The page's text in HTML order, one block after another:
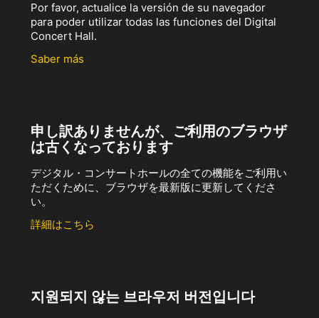
Por favor, actualice la versión de su navegador
para poder utilizar todas las funciones del Digital
Concert Hall.
Saber más
申し訳ありませんが、ご利用のブラウザ
は古くなっております
デジタル・コンサートホールの全ての機能をご利用い
ただくために、ブラウザを最新版に更新してくださ
い。
詳細はこちら
지원되지 않는 브라우저 버전입니다